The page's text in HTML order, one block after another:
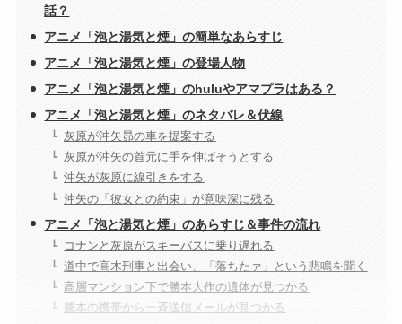
話？
アニメ「泡と湯気と煙」の簡単なあらすじ
アニメ「泡と湯気と煙」の登場人物
アニメ「泡と湯気と煙」のhuluやアマプラはある？
アニメ「泡と湯気と煙」のネタバレ＆伏線
灰原が沖矢昴の車を提案する
灰原が沖矢の首元に手を伸ばそうとする
沖矢が灰原に線引きをする
沖矢の「彼女との約束」が意味深に残る
アニメ「泡と湯気と煙」のあらすじ＆事件の流れ
コナンと灰原がスキーバスに乗り遅れる
道中で高木刑事と出会い、「落ちたァ」という悲鳴を聞く
高層マンション下で勝本大作の遺体が見つかる
勝本の携帯から一斉送信メールが見つかる